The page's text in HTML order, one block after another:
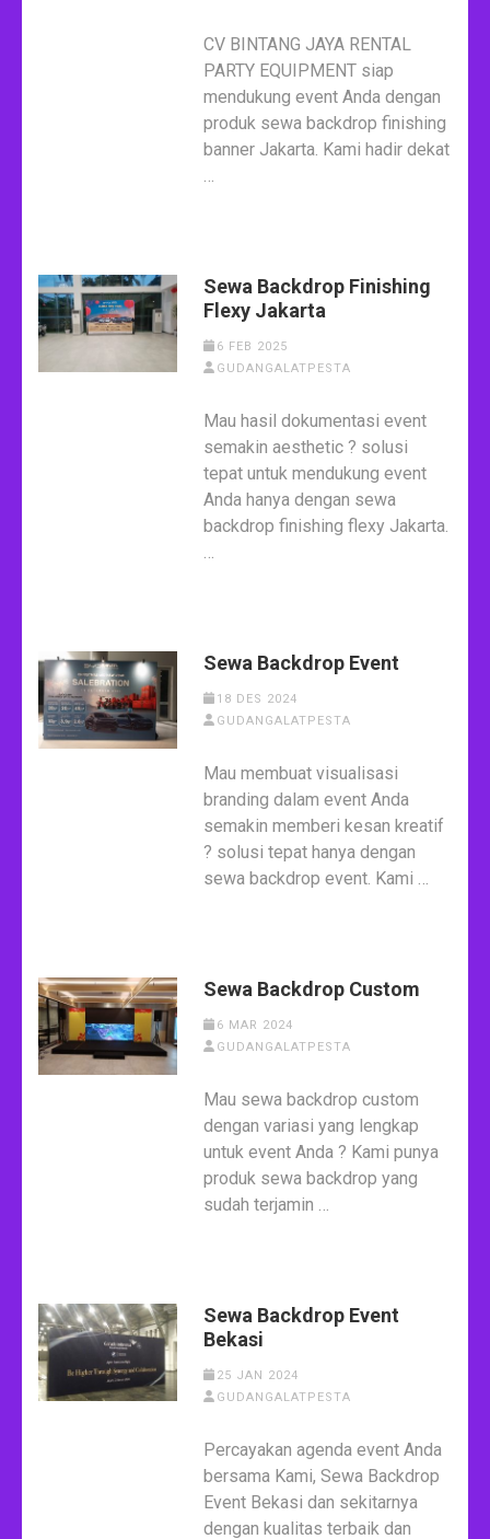
CV BINTANG JAYA RENTAL
PARTY EQUIPMENT siap
mendukung event Anda dengan
produk sewa backdrop finishing
banner Jakarta. Kami hadir dekat
Sewa Backdrop Finishing
Flexy Jakarta
6 FEB 2025
GUDANGALATPESTA
Mau hasil dokumentasi event
semakin aesthetic ? solusi
tepat untuk mendukung event
Anda hanya dengan sewa
backdrop finishing flexy Jakarta.
Sewa Backdrop Event
18 DES 2024
GUDANGALATPESTA
Mau membuat visualisasi
branding dalam event Anda
semakin memberi kesan kreatif
? solusi tepat hanya dengan
sewa backdrop event. Kami …
Sewa Backdrop Custom
6 MAR 2024
GUDANGALATPESTA
Mau sewa backdrop custom
dengan variasi yang lengkap
untuk event Anda ? Kami punya
produk sewa backdrop yang
sudah terjamin …
Sewa Backdrop Event
Bekasi
25 JAN 2024
GUDANGALATPESTA
Percayakan agenda event Anda
bersama Kami, Sewa Backdrop
Event Bekasi dan sekitarnya
dengan kualitas terbaik dan